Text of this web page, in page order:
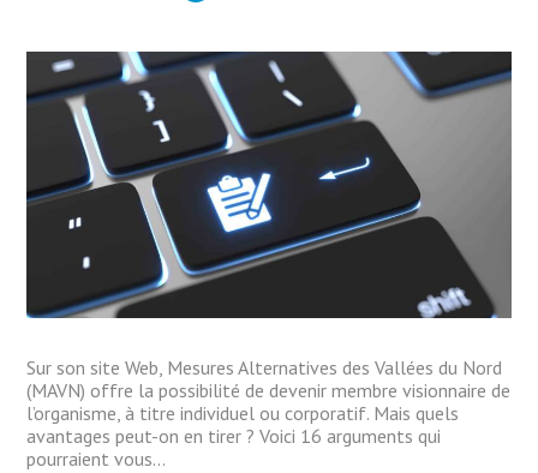
Sur son site Web, Mesures Alternatives des Vallées du Nord
(MAVN) offre la possibilité de devenir membre visionnaire de
l’organisme, à titre individuel ou corporatif. Mais quels
avantages peut-on en tirer ? Voici 16 arguments qui
pourraient vous...